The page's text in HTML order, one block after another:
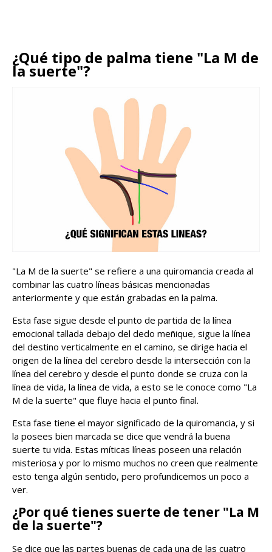
¿Qué tipo de palma tiene "La M de
la suerte"?
"La M de la suerte" se refiere a una quiromancia creada al
combinar las cuatro líneas básicas mencionadas
anteriormente y que están grabadas en la palma.
Esta fase sigue desde el punto de partida de la línea
emocional tallada debajo del dedo meñique, sigue la línea
del destino verticalmente en el camino, se dirige hacia el
origen de la línea del cerebro desde la intersección con la
línea del cerebro y desde el punto donde se cruza con la
línea de vida, la línea de vida, a esto se le conoce como "La
M de la suerte" que fluye hacia el punto final.
Esta fase tiene el mayor significado de la quiromancia, y si
la posees bien marcada se dice que vendrá la buena
suerte tu vida. Estas míticas líneas poseen una relación
misteriosa y por lo mismo muchos no creen que realmente
esto tenga algún sentido, pero profundicemos un poco a
ver.
¿Por qué tienes suerte de tener "La M
de la suerte"?
Se dice que las partes buenas de cada una de las cuatro